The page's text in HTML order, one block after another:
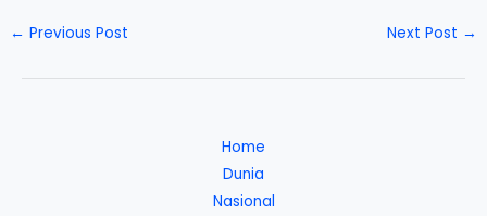
← Previous Post Next Post →
Home
Dunia
Nasional